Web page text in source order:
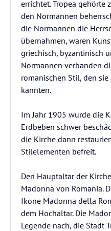
errichtet. Tropea gehörte
den Normannen
die Normannen die
übernahmen, waren
griechisch, byzantinisch
Normannen verbanden
romanischen Stil, den
kannten.
Im Jahr 1905 wurde die
Erdbeben schwer
die Kirche dann
Stilelementen befreit.
Den Hauptaltar der
Madonna von Romania.
Ikone Madonna della
dem Hochaltar. Die
Legende nach, die Stadt